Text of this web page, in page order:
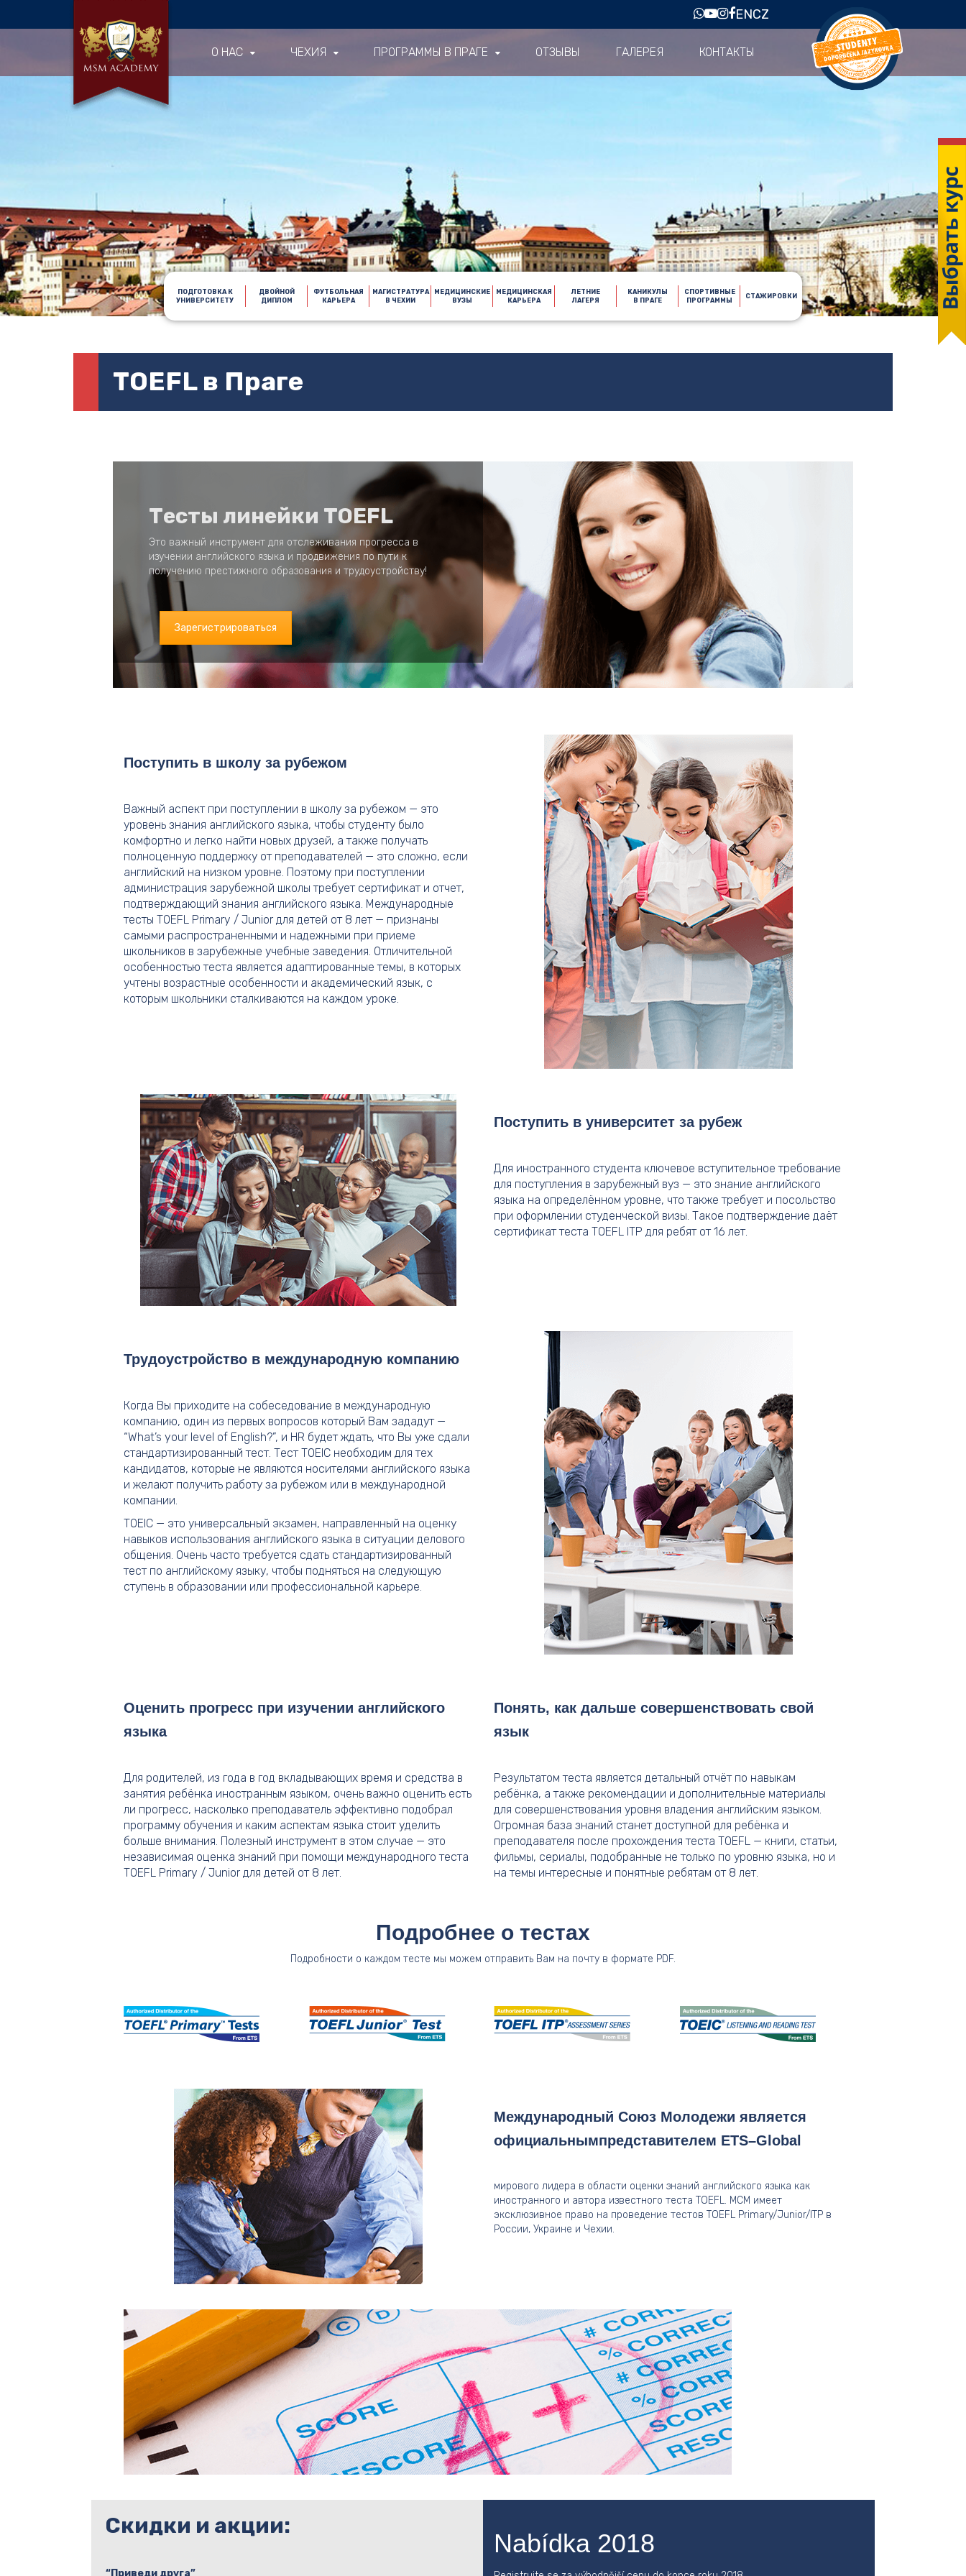
ENCZ
О НАС ЧЕХИЯ ПРОГРАММЫ В ПРАГЕ ОТЗЫВЫ ГАЛЕРЕЯ КОНТАКТЫ
ПОДГОТОВКА К
УНИВЕРСИТЕТУ
ДВОЙНОЙ
ДИПЛОМ
ФУТБОЛЬНАЯ
КАРЬЕРА
МАГИСТРАТУРА
В ЧЕХИИ
МЕДИЦИНСКИЕ
ВУЗЫ
МЕДИЦИНСКАЯ
КАРЬЕРА
ЛЕТНИЕ
ЛАГЕРЯ
КАНИКУЛЫ
В ПРАГЕ
СПОРТИВНЫЕ
ПРОГРАММЫ
СТАЖИРОВКИ
TOEFL в Праге
Тесты линейки TOEFL
Это важный инструмент для отслеживания прогресса в
изучении английского языка и продвижения по пути к
получению престижного образования и трудоустройству!
Зарегистрироваться
Поступить в школу за рубежом
Важный аспект при поступлении в школу за рубежом — это
уровень знания английского языка, чтобы студенту было
комфортно и легко найти новых друзей, а также получать
полноценную поддержку от преподавателей — это сложно, если
английский на низком уровне. Поэтому при поступлении
администрация зарубежной школы требует сертификат и отчет,
подтверждающий знания английского языка. Международные
тесты TOEFL Primary / Junior для детей от 8 лет — признаны
самыми распространенными и надежными при приеме
школьников в зарубежные учебные заведения. Отличительной
особенностью теста является адаптированные темы, в которых
учтены возрастные особенности и академический язык, с
которым школьники сталкиваются на каждом уроке.
Поступить в университет за рубеж
Для иностранного студента ключевое вступительное требование
для поступления в зарубежный вуз — это знание английского
языка на определённом уровне, что также требует и посольство
при оформлении студенческой визы. Такое подтверждение даёт
сертификат теста TOEFL ITP для ребят от 16 лет.
Трудоустройство в международную компанию
Когда Вы приходите на собеседование в международную
компанию, один из первых вопросов который Вам зададут —
“What’s your level of English?”, и HR будет ждать, что Вы уже сдали
стандартизированный тест. Тест TOEIC необходим для тех
кандидатов, которые не являются носителями английского языка
и желают получить работу за рубежом или в международной
компании.
TOEIC — это универсальный экзамен, направленный на оценку
навыков использования английского языка в ситуации делового
общения. Очень часто требуется сдать стандартизированный
тест по английскому языку, чтобы подняться на следующую
ступень в образовании или профессиональной карьере.
Оценить прогресс при изучении английского
языка
Для родителей, из года в год вкладывающих время и средства в
занятия ребёнка иностранным языком, очень важно оценить есть
ли прогресс, насколько преподаватель эффективно подобрал
программу обучения и каким аспектам языка стоит уделить
больше внимания. Полезный инструмент в этом случае — это
независимая оценка знаний при помощи международного теста
TOEFL Primary / Junior для детей от 8 лет.
Понять, как дальше совершенствовать свой
язык
Результатом теста является детальный отчёт по навыкам
ребёнка, а также рекомендации и дополнительные материалы
для совершенствования уровня владения английским языком.
Огромная база знаний станет доступной для ребёнка и
преподавателя после прохождения теста TOEFL — книги, статьи,
фильмы, сериалы, подобранные не только по уровню языка, но и
на темы интересные и понятные ребятам от 8 лет.
Подробнее о тестах
Подробности о каждом тесте мы можем отправить Вам на почту в формате PDF.
Международный Союз Молодежи является
официальнымпредставителем ETS–Global
мирового лидера в области оценки знаний английского языка как
иностранного и автора известного теста TOEFL. МСМ имеет
эксклюзивное право на проведение тестов TOEFL Primary/Junior/ITP в
России, Украине и Чехии.
Скидки и акции:
“Приведи друга”
Nabídka 2018